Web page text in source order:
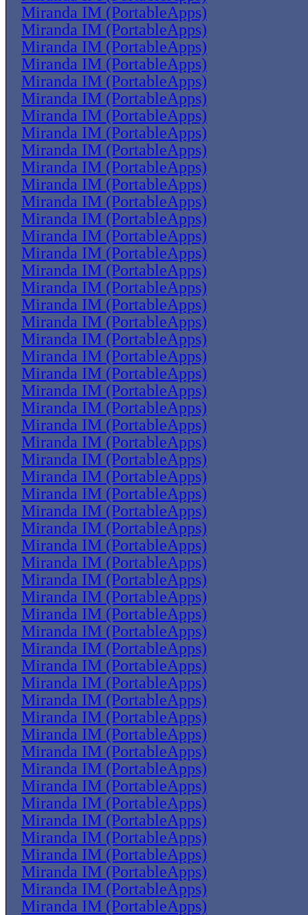
Miranda IM (PortableApps)
Miranda IM (PortableApps)
Miranda IM (PortableApps)
Miranda IM (PortableApps)
Miranda IM (PortableApps)
Miranda IM (PortableApps)
Miranda IM (PortableApps)
Miranda IM (PortableApps)
Miranda IM (PortableApps)
Miranda IM (PortableApps)
Miranda IM (PortableApps)
Miranda IM (PortableApps)
Miranda IM (PortableApps)
Miranda IM (PortableApps)
Miranda IM (PortableApps)
Miranda IM (PortableApps)
Miranda IM (PortableApps)
Miranda IM (PortableApps)
Miranda IM (PortableApps)
Miranda IM (PortableApps)
Miranda IM (PortableApps)
Miranda IM (PortableApps)
Miranda IM (PortableApps)
Miranda IM (PortableApps)
Miranda IM (PortableApps)
Miranda IM (PortableApps)
Miranda IM (PortableApps)
Miranda IM (PortableApps)
Miranda IM (PortableApps)
Miranda IM (PortableApps)
Miranda IM (PortableApps)
Miranda IM (PortableApps)
Miranda IM (PortableApps)
Miranda IM (PortableApps)
Miranda IM (PortableApps)
Miranda IM (PortableApps)
Miranda IM (PortableApps)
Miranda IM (PortableApps)
Miranda IM (PortableApps)
Miranda IM (PortableApps)
Miranda IM (PortableApps)
Miranda IM (PortableApps)
Miranda IM (PortableApps)
Miranda IM (PortableApps)
Miranda IM (PortableApps)
Miranda IM (PortableApps)
Miranda IM (PortableApps)
Miranda IM (PortableApps)
Miranda IM (PortableApps)
Miranda IM (PortableApps)
Miranda IM (PortableApps)
Miranda IM (PortableApps)
Miranda IM (PortableApps)